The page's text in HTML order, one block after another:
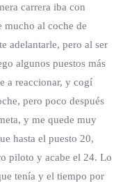
carrera iba con
mucho al coche de
adelantarle, pero al ser
algunos puestos más
a reaccionar, y cogí
pero poco después
y me quede muy
hasta el puesto 20,
piloto y acabe el 24. Lo
tenía y el tiempo por